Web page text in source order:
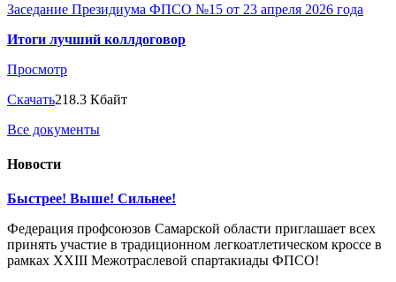
Заседание Президиума ФПСО №15 от 23 апреля 2026 года
Итоги лучший коллдоговор
Просмотр
Скачать218.3 Кбайт
Все документы
Новости
Быстрее! Выше! Сильнее!
Федерация профсоюзов Самарской области приглашает всех
принять участие в традиционном легкоатлетическом кроссе в
рамках XXIII Межотраслевой спартакиады ФПСО!